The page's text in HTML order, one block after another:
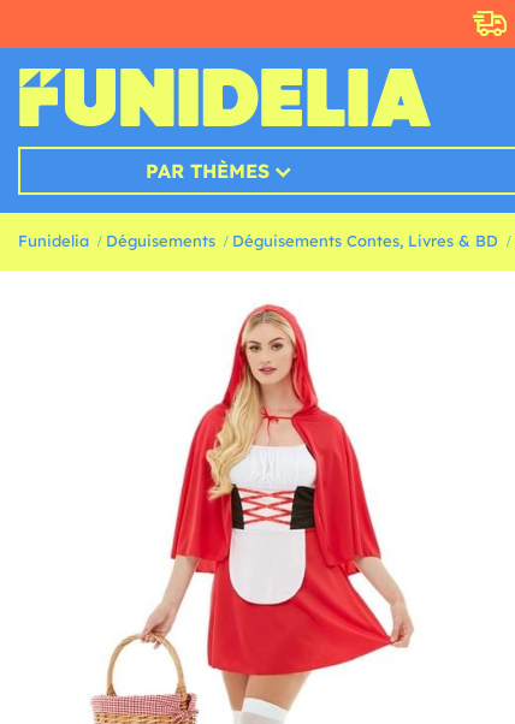
PAR THÈMES
Funidelia Déguisements Déguisements Contes, Livres & BD